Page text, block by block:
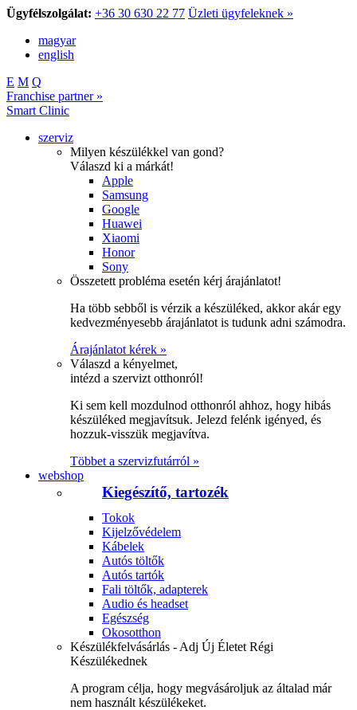
Ügyfélszolgálat: +36 30 630 22 77 Üzleti ügyfeleknek »
magyar
english
E M Q
Franchise partner »
Smart Clinic
szerviz
Milyen készülékkel van gond?
Válaszd ki a márkát!
Apple
Samsung
Google
Huawei
Xiaomi
Honor
Sony
Összetett probléma esetén kérj árajánlatot!
Ha több sebből is vérzik a készüléked, akkor akár egy
kedvezményesebb árajánlatot is tudunk adni számodra.
Árajánlatot kérek »
Válaszd a kényelmet,
intézd a szervizt otthonról!
Ki sem kell mozdulnod otthonról ahhoz, hogy hibás
készüléked megjavítsuk. Jelezd felénk igényed, és
hozzuk-visszük megjavítva.
Többet a szervizfutárról »
webshop
Kiegészítő, tartozék
Tokok
Kijelzővédelem
Kábelek
Autós töltők
Autós tartók
Fali töltők, adapterek
Audio és headset
Egészség
Okosotthon
Készülékfelvásárlás - Adj Új Életet Régi
Készülékednek
A program célja, hogy megvásároljuk az általad már
nem használt készülékeket.